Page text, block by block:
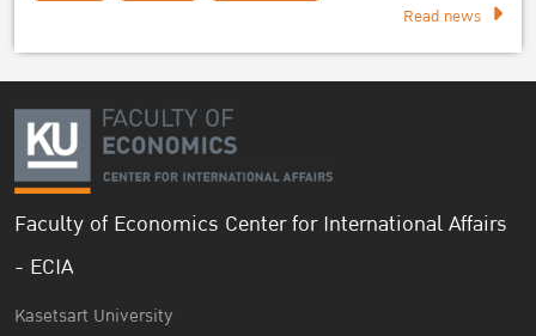
Read news
Faculty of Economics Center for International Affairs
- ECIA
Kasetsart University